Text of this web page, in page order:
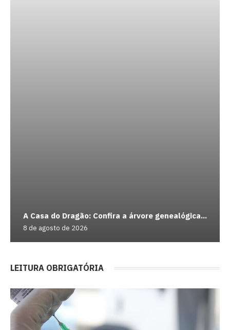
A Casa do Dragão: Confira a árvore genealógica...
8 de agosto de 2026
LEITURA OBRIGATÓRIA